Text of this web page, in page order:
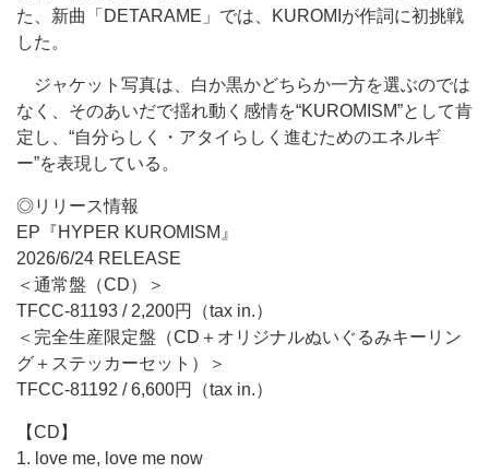
た、新曲「DETARAME」では、KUROMIが作詞に初挑戦
した。
ジャケット写真は、白か黒かどちらか一方を選ぶのでは
なく、そのあいだで揺れ動く感情を“KUROMISM”として肯
定し、“自分らしく・アタイらしく進むためのエネルギ
ー”を表現している。
◎リリース情報
EP『HYPER KUROMISM』
2026/6/24 RELEASE
＜通常盤（CD）＞
TFCC-81193 / 2,200円（tax in.）
＜完全生産限定盤（CD＋オリジナルぬいぐるみキーリン
グ＋ステッカーセット）＞
TFCC-81192 / 6,600円（tax in.）
【CD】
1. love me, love me now